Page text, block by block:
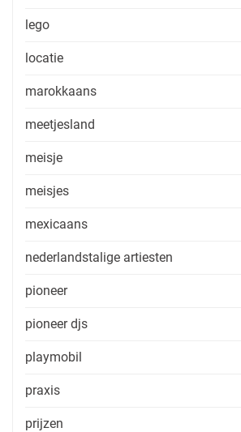
lego
locatie
marokkaans
meetjesland
meisje
meisjes
mexicaans
nederlandstalige artiesten
pioneer
pioneer djs
playmobil
praxis
prijzen